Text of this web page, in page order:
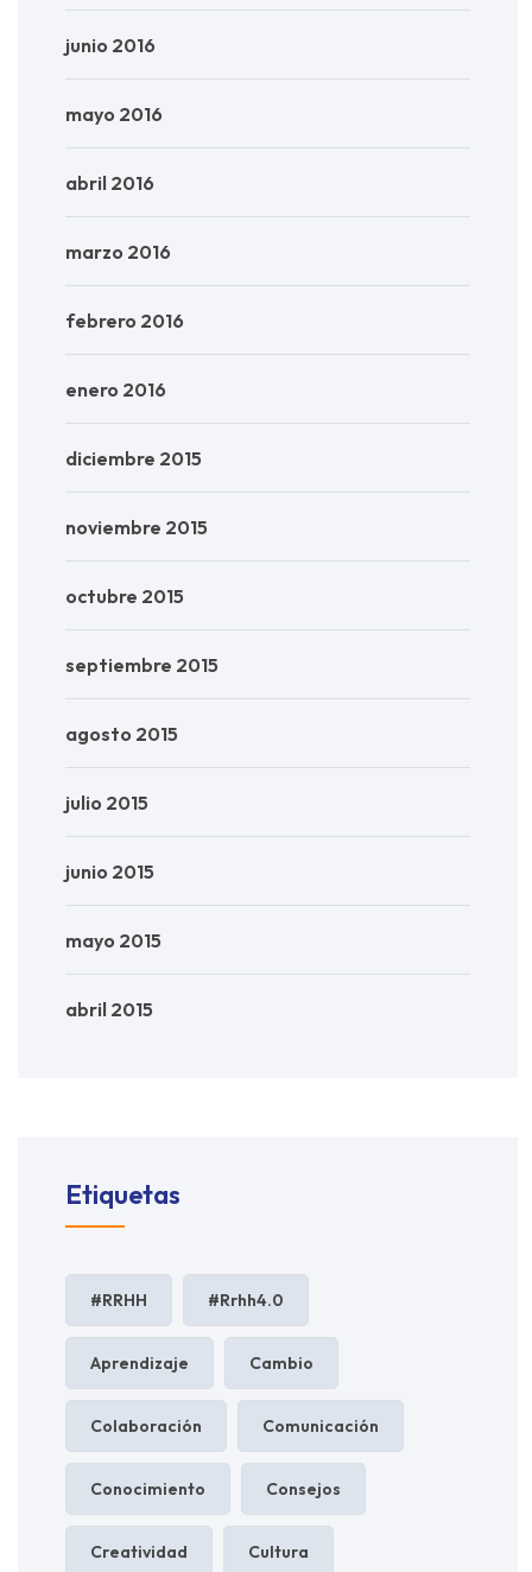
junio 2016
mayo 2016
abril 2016
marzo 2016
febrero 2016
enero 2016
diciembre 2015
noviembre 2015
octubre 2015
septiembre 2015
agosto 2015
julio 2015
junio 2015
mayo 2015
abril 2015
Etiquetas
#RRHH #rrhh4.0
Aprendizaje Cambio
Colaboración Comunicación
Conocimiento Consejos
Creatividad Cultura